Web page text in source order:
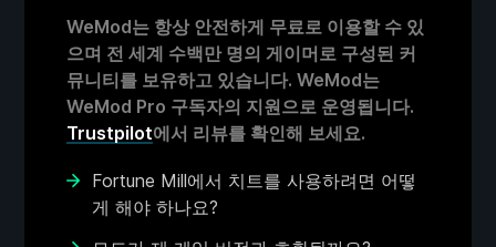
WeMod는 항상 안전하게 무료로 이용할 수 있
으며 전 세계 수백만 명의 게이머로 구성된 커
뮤니티를 보유하고 있습니다. WeMod는
WeMod Pro 구독자의 지원으로 운영됩니다.
Trustpilot에서 리뷰를 확인해 보세요.
Fortune Mill에서 치트를 사용하려면 어떻
게 해야 하나요?